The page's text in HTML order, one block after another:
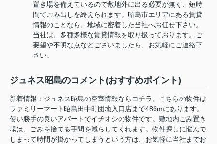
置き場を備えているので敷地外に出る必要が無く、短時
間でごみ出しを終えられます。昭島市エリアにある賃貸
情報のことなら、地域に密着した当社へお任せ下さい。
当社は、多種多様な賃貸情報を取り扱っております。ご
要望や不明な点などございましたら、お気軽にご連絡下
さい。
ジュネス昭島のコメント(おすすめポイント)
新着情報：ジュネス昭島の空室情報ならコチラ。こちらの物件は
ファミリーマート昭島田中町団地入口店まで486mにあります。
使い勝手の良いアパートでイチオシの物件です。敷地内ごみ置き
場は、ごみを捨てる手間を減らしてくれます。物件探しに悩んで
しまって時間が掛かってしまうという方は、お気軽に当社までお